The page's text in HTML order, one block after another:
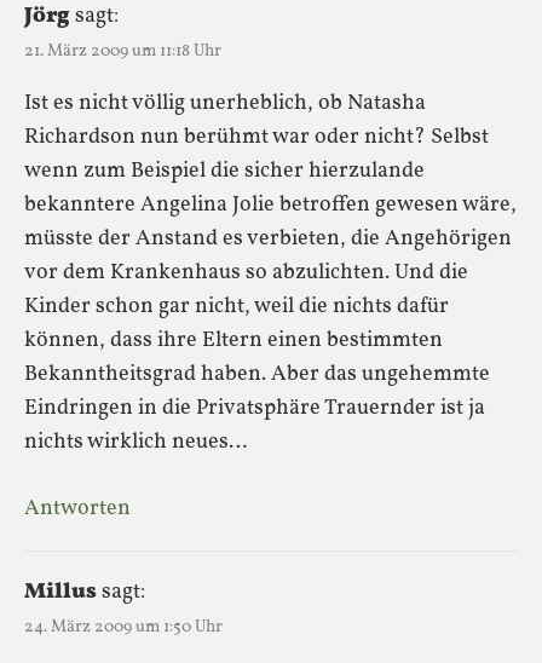
Jörgsagt:
21. März 2009 um 11:18 Uhr
Ist es nicht völlig unerheblich, ob Natasha
Richardson nun berühmt war oder nicht? Selbst
wenn zum Beispiel die sicher hierzulande
bekanntere Angelina Jolie betroffen gewesen wäre,
müsste der Anstand es verbieten, die Angehörigen
vor dem Krankenhaus so abzulichten. Und die
Kinder schon gar nicht, weil die nichts dafür
können, dass ihre Eltern einen bestimmten
Bekanntheitsgrad haben. Aber das ungehemmte
Eindringen in die Privatsphäre Trauernder ist ja
nichts wirklich neues…
Antworten
Millussagt:
24. März 2009 um 1:50 Uhr